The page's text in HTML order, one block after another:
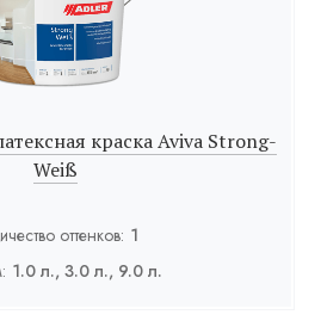
краска Aviva Strong-
Weiß
оттенков: 1
1.0 л., 3.0 л., 9.0 л.